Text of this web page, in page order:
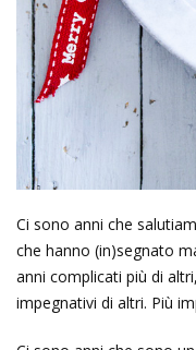
Ci sono anni che
che hanno (in)segnato
anni complicati più di
impegnativi di altri. Più